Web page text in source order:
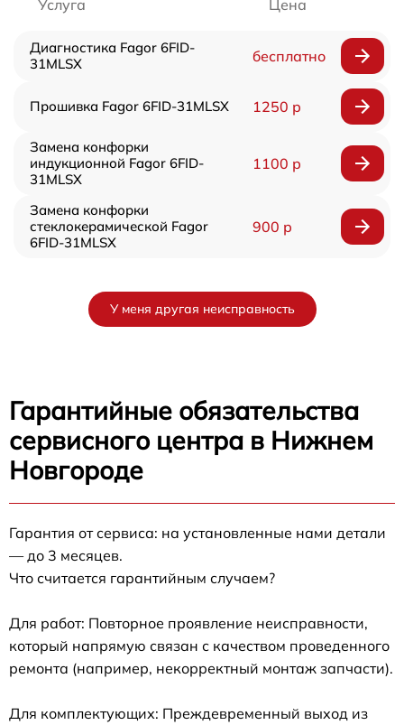
Услуга Цена
Диагностика Fagor 6FID-
31MLSX
бесплатно
Прошивка Fagor 6FID-31MLSX 1250 р
Замена конфорки
индукционной Fagor 6FID-
31MLSX
1100 р
Замена конфорки
стеклокерамической Fagor
6FID-31MLSX
900 р
У меня другая неисправность
Гарантийные обязательства
сервисного центра в Нижнем
Новгороде
Гарантия от сервиса: на установленные нами детали
— до 3 месяцев.
Что считается гарантийным случаем?
Для работ: Повторное проявление неисправности,
который напрямую связан с качеством проведенного
ремонта (например, некорректный монтаж запчасти).
Для комплектующих: Преждевременный выход из